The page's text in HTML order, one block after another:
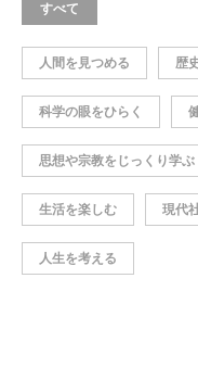
すべて
人間を見つめる 歴
科学の眼をひらく
思想や宗教をじっくり学ぶ
生活を楽しむ 現代
人生を考える